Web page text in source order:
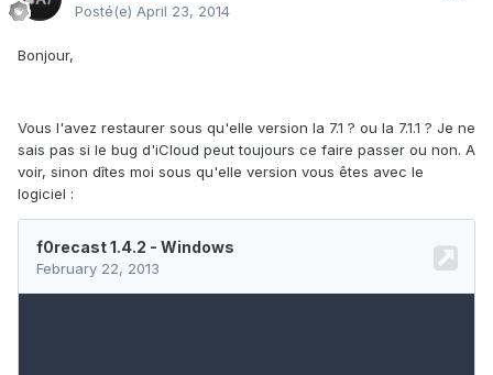
Posté(e) April 23, 2014
Bonjour,
Vous l'avez restaurer sous qu'elle version la 7.1 ? ou la 7.1.1 ? Je ne
sais pas si le bug d'iCloud peut toujours ce faire passer ou non. A
voir, sinon dîtes moi sous qu'elle version vous êtes avec le
logiciel :